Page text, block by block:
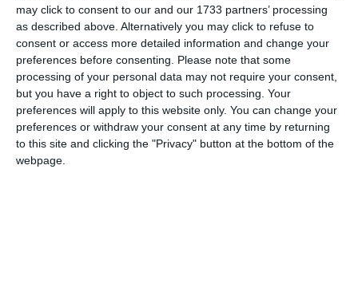
may click to consent to our and our 1733 partners’ processing
as described above. Alternatively you may click to refuse to
consent or access more detailed information and change your
preferences before consenting.
Please note that some
processing of your personal data may not require your consent,
but you have a right to object to such processing. Your
preferences will apply to this website only. You can change your
preferences or withdraw your consent at any time by returning
to this site and clicking the "Privacy" button at the bottom of the
webpage.